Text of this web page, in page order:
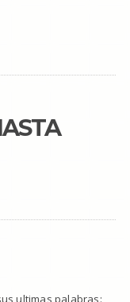
ultimas palabras: